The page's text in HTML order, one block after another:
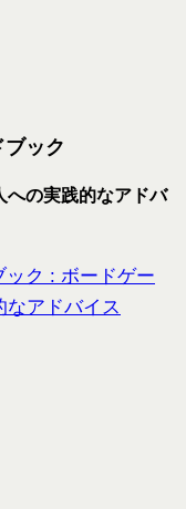
ブック
の実践的なアドバ